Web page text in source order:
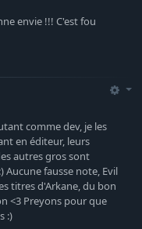
envie !!! C'est fou
comme dev, je les
en éditeur, leurs
autres gros sont
Aucune fausse note, Evil
titres d'Arkane, du bon
<3 Preyons pour que
:)